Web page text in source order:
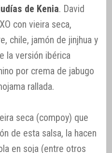
de Kenia. David
con vieira seca,
chile, jamón de jinjhua y
la versión ibérica
por crema de jabugo
rallada.
seca (compoy) que
de esta salsa, la hacen
en soja (entre otros